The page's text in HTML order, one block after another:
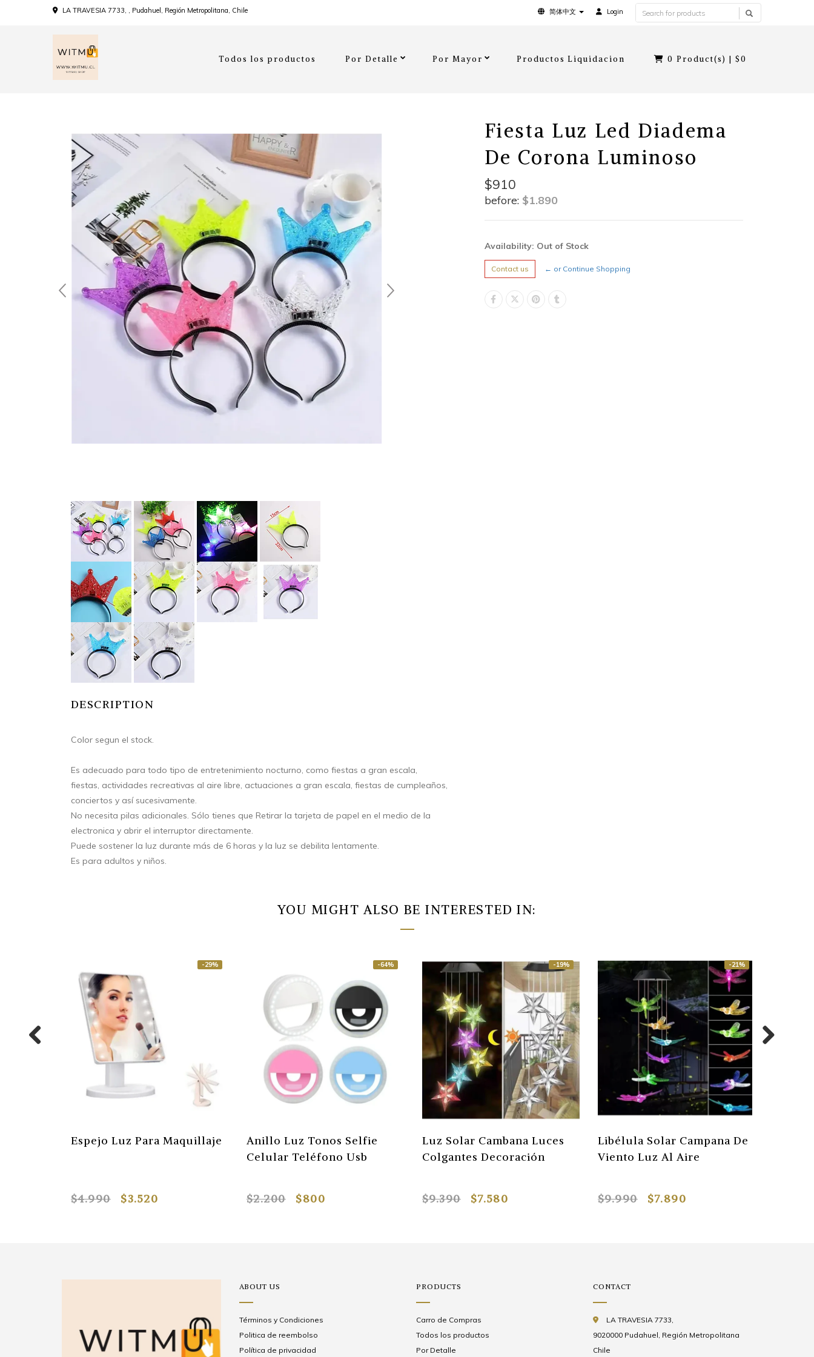
LA TRAVESIA 7733, , Pudahuel, Región Metropolitana, Chile 简体中文 Login
Todos los productos Por Detalle Por Mayor Productos Liquidacion 0 Product(s) |$0
DESCRIPTION
Color segun el stock.
Es adecuado para todo tipo de entretenimiento nocturno, como fiestas a gran escala,
fiestas, actividades recreativas al aire libre, actuaciones a gran escala, fiestas de cumpleaños,
conciertos y así sucesivamente.
No necesita pilas adicionales. Sólo tienes que Retirar la tarjeta de papel en el medio de la
electronica y abrir el interruptor directamente.
Puede sostener la luz durante más de 6 horas y la luz se debilita lentamente.
Es para adultos y niños.
Fiesta Luz Led Diadema
De Corona Luminoso
$910
before: $1.890
Availability: Out of Stock
Contact us ← or Continue Shopping
YOU MIGHT ALSO BE INTERESTED IN:
-29%
Espejo Luz Para Maquillaje
$4.990 $3.520
-64%
Anillo Luz Tonos Selfie
Celular Teléfono Usb
$2.200 $800
-19%
Luz Solar Cambana Luces
Colgantes Decoración
$9.390 $7.580
-21%
Libélula Solar Campana De
Viento Luz Al Aire
$9.990 $7.890
ABOUT US
Términos y Condiciones
Politica de reembolso
Política de privacidad
PRODUCTS
Carro de Compras
Todos los productos
Por Detalle
CONTACT
LA TRAVESIA 7733,
9020000 Pudahuel, Región Metropolitana
Chile